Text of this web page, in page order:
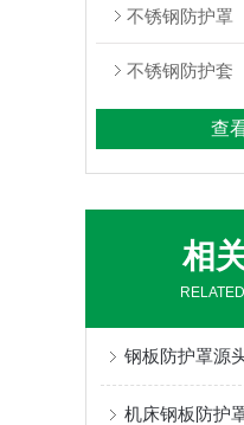
不锈钢防护罩
不锈钢防护套
查
相